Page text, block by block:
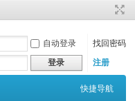
自动登录
找回密码
登录 注册
快捷导航